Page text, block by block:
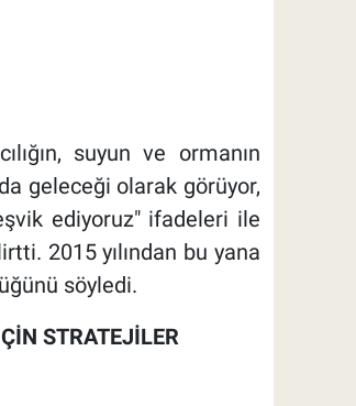
suyun ve ormanın
geleceği olarak görüyor,
ediyoruz" ifadeleri ile
2015 yılından bu yana
söyledi.
STRATEJİLER